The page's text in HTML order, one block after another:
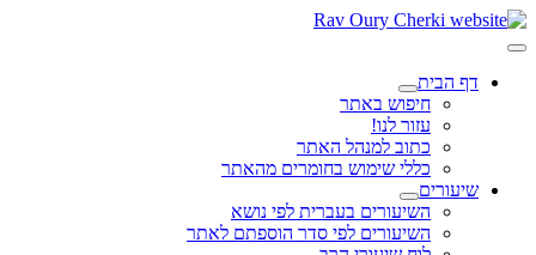
דף הבית
חיפוש באתר
עזור לנו!
כתוב למנהל האתר
כללי שימוש בחומרים מהאתר
שיעורים
השיעורים בעברית לפי נושא
השיעורים לפי סדר הוספתם לאתר